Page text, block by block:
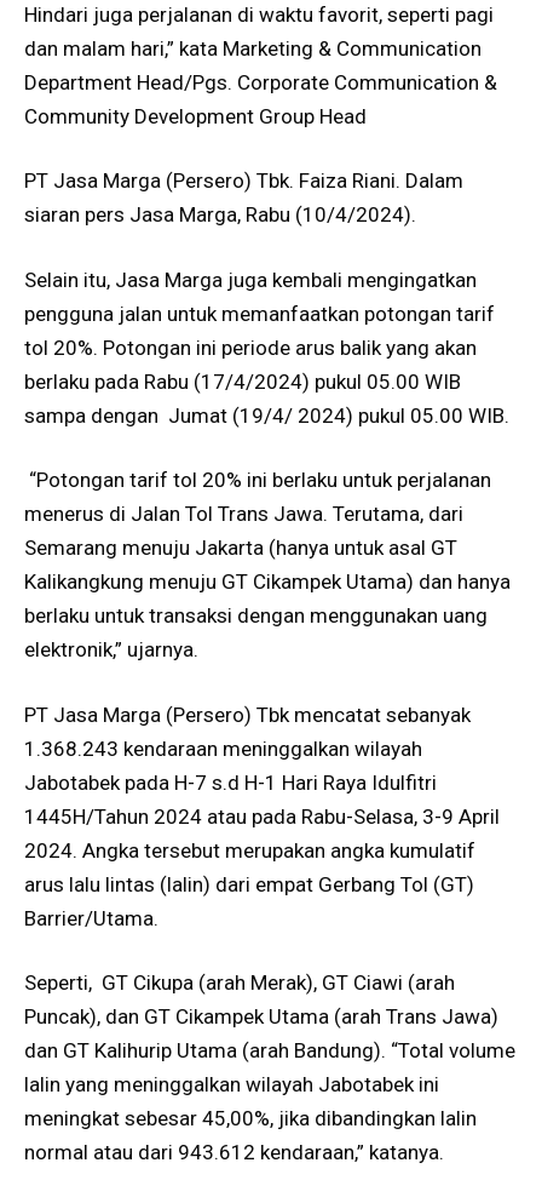
Hindari juga perjalanan di waktu favorit, seperti pagi
dan malam hari,” kata Marketing & Communication
Department Head/Pgs. Corporate Communication &
Community Development Group Head
PT Jasa Marga (Persero) Tbk. Faiza Riani. Dalam
siaran pers Jasa Marga, Rabu (10/4/2024).
Selain itu, Jasa Marga juga kembali mengingatkan
pengguna jalan untuk memanfaatkan potongan tarif
tol 20%. Potongan ini periode arus balik yang akan
berlaku pada Rabu (17/4/2024) pukul 05.00 WIB
sampa dengan Jumat (19/4/ 2024) pukul 05.00 WIB.
“Potongan tarif tol 20% ini berlaku untuk perjalanan
menerus di Jalan Tol Trans Jawa. Terutama, dari
Semarang menuju Jakarta (hanya untuk asal GT
Kalikangkung menuju GT Cikampek Utama) dan hanya
berlaku untuk transaksi dengan menggunakan uang
elektronik,” ujarnya.
PT Jasa Marga (Persero) Tbk mencatat sebanyak
1.368.243 kendaraan meninggalkan wilayah
Jabotabek pada H-7 s.d H-1 Hari Raya Idulfitri
1445H/Tahun 2024 atau pada Rabu-Selasa, 3-9 April
2024. Angka tersebut merupakan angka kumulatif
arus lalu lintas (lalin) dari empat Gerbang Tol (GT)
Barrier/Utama.
Seperti, GT Cikupa (arah Merak), GT Ciawi (arah
Puncak), dan GT Cikampek Utama (arah Trans Jawa)
dan GT Kalihurip Utama (arah Bandung). “Total volume
lalin yang meninggalkan wilayah Jabotabek ini
meningkat sebesar 45,00%, jika dibandingkan lalin
normal atau dari 943.612 kendaraan,” katanya.